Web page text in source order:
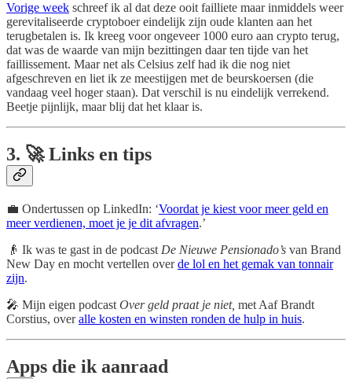
Vorige week schreef ik al dat deze ooit failliete maar inmiddels weer
gerevitaliseerde cryptoboer eindelijk zijn oude klanten aan het
terugbetalen is. Ik kreeg voor ongeveer 1000 euro aan crypto terug,
dat was de waarde van mijn bezittingen daar ten tijde van het
faillissement. Maar net als Celsius zelf had ik die nog niet
afgeschreven en liet ik ze meestijgen met de beurskoersen (die
vandaag veel hoger staan). Dat verschil is nu eindelijk verrekend.
Beetje pijnlijk, maar blij dat het klaar is.
3. 🚀 Links en tips
💼 Ondertussen op LinkedIn: ‘Voordat je kiest voor meer geld en
meer verdienen, moet je je dit afvragen.’
👴 Ik was te gast in de podcast De Nieuwe Pensionado’s van Brand
New Day en mocht vertellen overde lol en het gemak van tonnair
zijn.
🎤 Mijn eigen podcast Over geld praat je niet, met Aaf Brandt
Corstius, overalle kosten en winsten ronden de hulp in huis.
Apps die ik aanraad